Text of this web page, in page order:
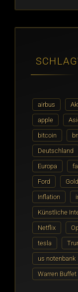
airbus
apple
bitcoin
Deutschland
Europa
Ford Gold
Inflation
Künstliche
Netflix
tesla
us notenbank
Warren Buffet